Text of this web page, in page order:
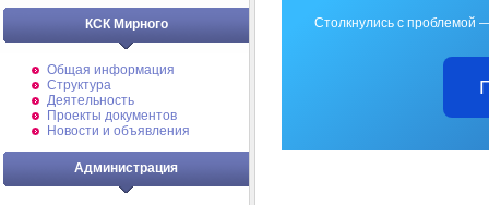
КСК Мирного
Общая информация
Структура
Деятельность
Проекты документов
Новости и объявления
Администрация
Столкнулись с проблемой